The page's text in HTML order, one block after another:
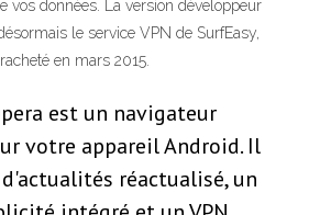
vos données. La version développeur
le service VPN de SurfEasy,
en mars 2015.
est un navigateur
votre appareil Android. Il
réactualisé, un